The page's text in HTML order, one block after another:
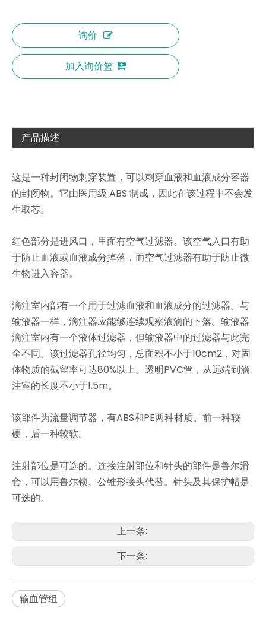
询价
加入询价篮
产品描述
这是一种封闭物刺穿装置，可以刺穿血液和血液成分容器
的封闭物。它由医用级 ABS 制成，因此在该过程中不会发
生取芯。
红色部分是进风口，里面有空气过滤器。该空气入口有助
于防止血液或血液成分掉落，而空气过滤器有助于防止微
生物进入容器。
滴注室内部有一个用于过滤血液和血液成分的过滤器。与
输液器一样，滴注器应能够连续观察液滴的下落。输液器
滴注室内有一个液体过滤器，但输液器中的过滤器与此完
全不同。该过滤器孔径均匀，总面积不小于10cm2，对固
体物质的截留率可达80%以上。透明PVC管，从远端到滴
注室的长度不小于1.5m。
该部件为流量调节器，有ABS和PE两种材质。前一种较
硬，后一种较软。
注射部位是可选的。连接注射部位和针头的部件是鲁尔滑
套，可以用鲁尔锁、公锥形接头代替。针头及其保护帽是
可选的。
上一条:
下一条:
输血管组